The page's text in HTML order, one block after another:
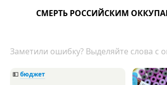
СМЕРТЬ РОССИЙСКИМ
Заметили ошибку? Выделяйте слова
💵бюджет